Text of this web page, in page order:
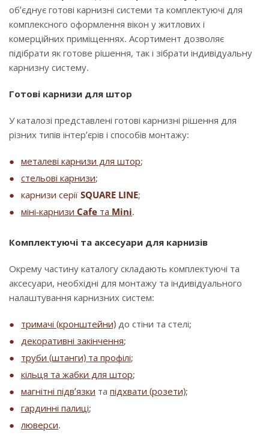
об’єднує готові карнизні системи та комплектуючі для
комплексного оформлення вікон у житлових і
комерційних приміщеннях. Асортимент дозволяє
підібрати як готове рішення, так і зібрати індивідуальну
карнизну систему.
Готові карнизи для штор
У каталозі представлені готові карнизні рішення для
різних типів інтер’єрів і способів монтажу:
металеві карнизи для штор;
стельові карнизи;
карнизи серії SQUARE LINE;
міні-карнизи Cafe та Mini.
Комплектуючі та аксесуари для карнизів
Окрему частину каталогу складають комплектуючі та
аксесуари, необхідні для монтажу та індивідуального
налаштування карнизних систем:
тримачі (кронштейни) до стіни та стелі;
декоративні закінчення;
труби (штанги) та профілі;
кільця та жабки для штор;
магнітні підв’язки та підхвати (розети);
гардинні палиці;
люверси.